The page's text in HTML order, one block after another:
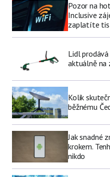
Pozor na
Inclusive
zaplatíte
Lidl
aktuálně na
Kolik
běžnému
Jak snadné
krokem.
nikdo